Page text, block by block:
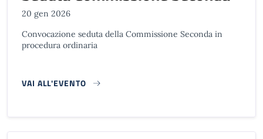
20 gen 2026
Convocazione seduta della Commissione Seconda in
procedura ordinaria
VAI ALL'EVENTO